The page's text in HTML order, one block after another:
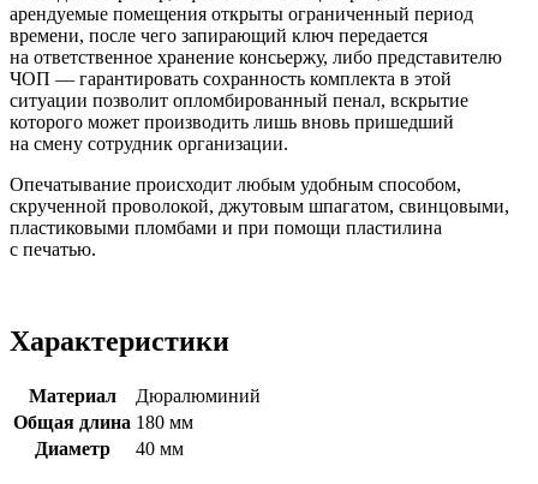
арендуемые помещения открыты ограниченный период
времени, после чего запирающий ключ передается
на ответственное хранение консьержу, либо представителю
ЧОП — гарантировать сохранность комплекта в этой
ситуации позволит опломбированный пенал, вскрытие
которого может производить лишь вновь пришедший
на смену сотрудник организации.
Опечатывание происходит любым удобным способом,
скрученной проволокой, джутовым шпагатом, свинцовыми,
пластиковыми пломбами и при помощи пластилина
с печатью.
Характеристики
Материал
Дюралюминий
Общая длина 180 мм
Диаметр
40 мм